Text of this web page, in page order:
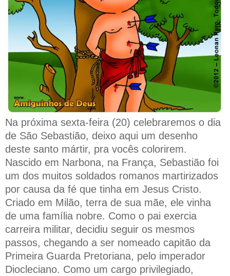
Na próxima sexta-feira (20) celebraremos o dia
de São Sebastião, deixo aqui um desenho
deste santo mártir, pra vocês colorirem.
Nascido em Narbona, na França, Sebastião foi
um dos muitos soldados romanos martirizados
por causa da fé que tinha em Jesus Cristo.
Criado em Milão, terra de sua mãe, ele vinha
de uma família nobre. Como o pai exercia
carreira militar, decidiu seguir os mesmos
passos, chegando a ser nomeado capitão da
Primeira Guarda Pretoriana, pelo imperador
Diocleciano. Como um cargo privilegiado,